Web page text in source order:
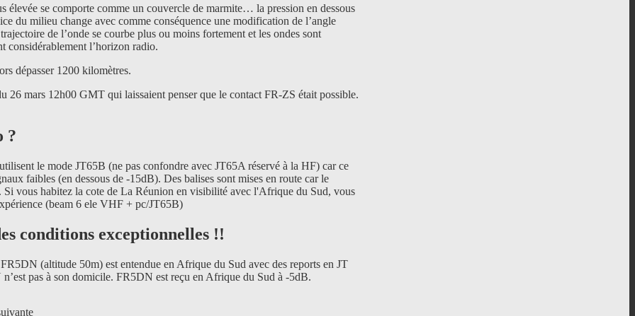
élevée se comporte comme un couvercle de marmite… la pression en dessous
du milieu change avec comme conséquence une modification de l’angle
de l’onde se courbe plus ou moins fortement et les ondes sont
considérablement l’horizon radio.
dépasser 1200 kilomètres.
26 mars 12h00 GMT qui laissaient penser que le contact FR-ZS était possible.
?
le mode JT65B (ne pas confondre avec JT65A réservé à la HF) car ce
faibles (en dessous de -15dB). Des balises sont mises en route car le
Si vous habitez la cote de La Réunion en visibilité avec l'Afrique du Sud, vous
(beam 6 ele VHF + pc/JT65B)
conditions exceptionnelles !!
(altitude 50m) est entendue en Afrique du Sud avec des reports en JT
pas à son domicile. FR5DN est reçu en Afrique du Sud à -5dB.